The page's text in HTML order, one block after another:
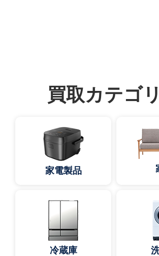
買取カテゴ
家電製品
冷蔵庫